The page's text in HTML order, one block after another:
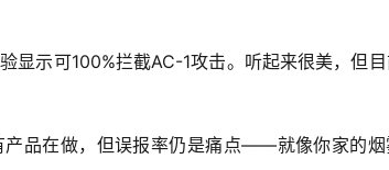
显示可100%拦截AC-1攻击。听起来很美，但
产品在做，但误报率仍是痛点——就像你家的